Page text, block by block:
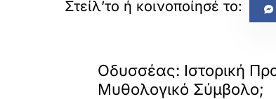
Οδυσσέας: Ιστορική
Μυθολογικό Σύμβολο;